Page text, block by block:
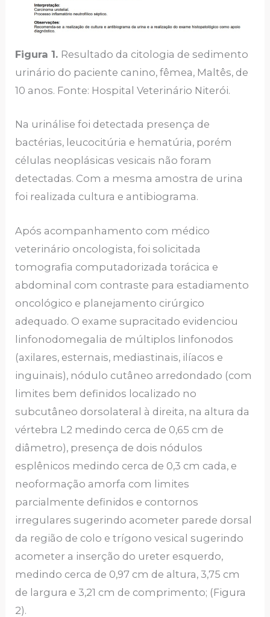
Figura 1. Resultado da citologia de sedimento
urinário do paciente canino, fêmea, Maltês, de
10 anos. Fonte: Hospital Veterinário Niterói.
Na urinálise foi detectada presença de
bactérias, leucocitúria e hematúria, porém
células neoplásicas vesicais não foram
detectadas. Com a mesma amostra de urina
foi realizada cultura e antibiograma.
Após acompanhamento com médico
veterinário oncologista, foi solicitada
tomografia computadorizada torácica e
abdominal com contraste para estadiamento
oncológico e planejamento cirúrgico
adequado. O exame supracitado evidenciou
linfonodomegalia de múltiplos linfonodos
(axilares, esternais, mediastinais, ilíacos e
inguinais), nódulo cutâneo arredondado (com
limites bem definidos localizado no
subcutâneo dorsolateral à direita, na altura da
vértebra L2 medindo cerca de 0,65 cm de
diâmetro), presença de dois nódulos
esplênicos medindo cerca de 0,3 cm cada, e
neoformação amorfa com limites
parcialmente definidos e contornos
irregulares sugerindo acometer parede dorsal
da região de colo e trígono vesical sugerindo
acometer a inserção do ureter esquerdo,
medindo cerca de 0,97 cm de altura, 3,75 cm
de largura e 3,21 cm de comprimento; (Figura
2).